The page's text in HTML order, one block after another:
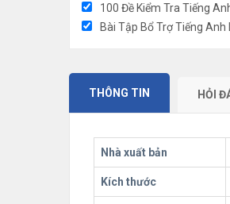
100 Đề Kiểm Tra Tiếng
Bài Tập Bổ Trợ Tiếng Anh
THÔNG TIN HỎI
Nhà xuất bản
Kích thước